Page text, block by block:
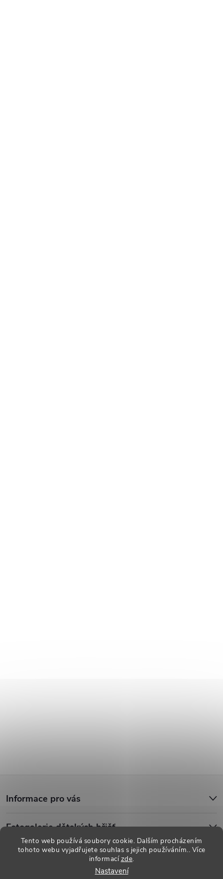
Tento web používá soubory cookie. Dalším procházením
tohoto webu vyjadřujete souhlas s jejich používáním.. Více
informacízde.
Nastavení
p
Informace pro vás
Fotogalerie dětských hřišť
Dětská hřiště . Všechna práva vyhrazena.
nastavení cookies